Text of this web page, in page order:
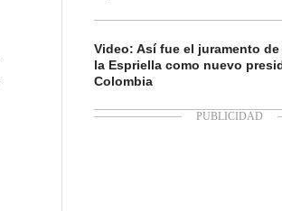
Video: Así fue el juramento
la Espriella como nuevo
Colombia